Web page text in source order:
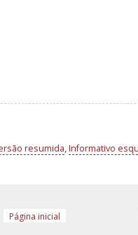
resumida,Informativo
Página inicial